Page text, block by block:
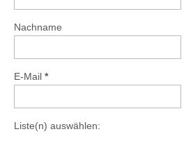
Nachname
E-Mail *
Liste(n) auswählen: